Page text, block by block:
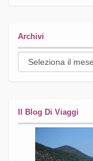
Archivi
Archivi
Il Blog Di Viaggi